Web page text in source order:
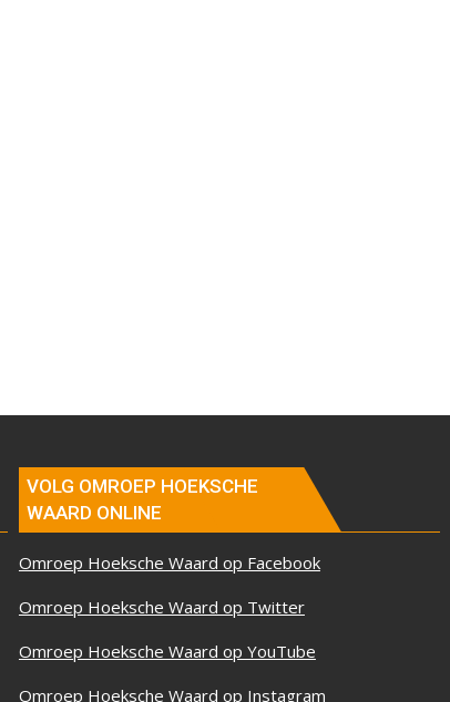
VOLG OMROEP HOEKSCHE
WAARD ONLINE
Omroep Hoeksche Waard op Facebook
Omroep Hoeksche Waard op Twitter
Omroep Hoeksche Waard op YouTube
Omroep Hoeksche Waard op Instagram